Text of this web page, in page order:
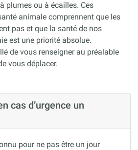
plumes ou à écailles. Ces
animale comprennent que les
pas et que la santé de nos
est une priorité absolue.
de vous renseigner au préalable
vous déplacer.
cas d’urgence un
pour ne pas être un jour